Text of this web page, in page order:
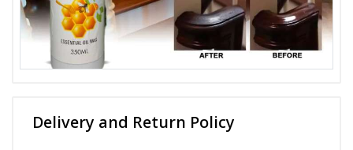
Delivery and Return Policy